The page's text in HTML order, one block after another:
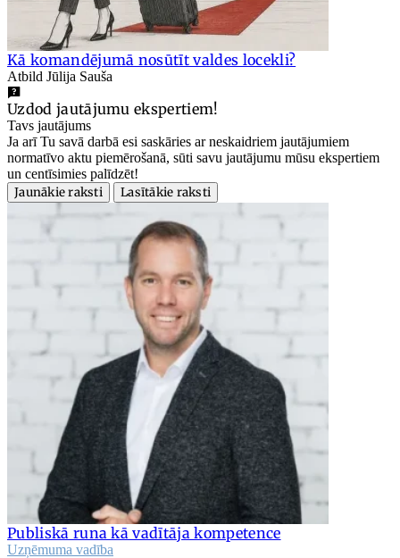
Kā komandējumā nosūtīt valdes locekli?
Atbild Jūlija Sauša
Uzdod jautājumu ekspertiem!
Tavs jautājums
Ja arī Tu savā darbā esi saskāries ar neskaidriem jautājumiem
normatīvo aktu piemērošanā, sūti savu jautājumu mūsu ekspertiem
un centīsimies palīdzēt!
Jaunākie raksti
Lasītākie raksti
Publiskā runa kā vadītāja kompetence
Uzņēmuma vadība